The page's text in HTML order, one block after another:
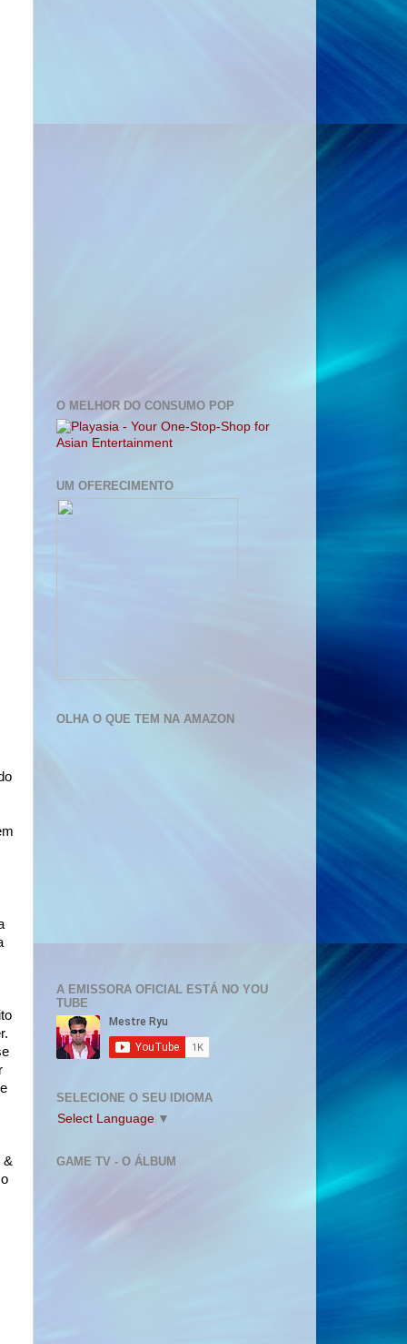
&
O MELHOR DO CONSUMO POP
UM OFERECIMENTO
OLHA O QUE TEM NA AMAZON
A EMISSORA OFICIAL ESTÁ NO YOU
TUBE
SELECIONE O SEU IDIOMA
Select Language ▼
GAME TV - O ÁLBUM